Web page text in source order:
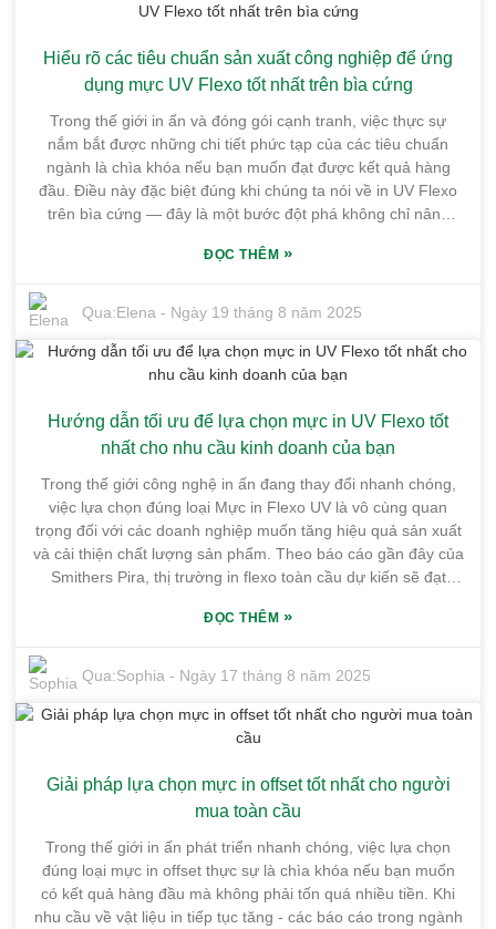
đắc địa cùng tuyến đường vận chuyển thuận tiện, chúng tôi
Trong bài viết này, tôi sẽ chia sẻ một số điều quan trọng cần
cân nhắc khi lựa chọn nhà cung cấp mực UV—và việc hợp
nghiệp của bạn lên một tầm cao mới.
Hiểu rõ các tiêu chuẩn sản xuất công nghiệp để ứng
dụng mực UV Flexo tốt nhất trên bìa cứng
Trong thế giới in ấn và đóng gói cạnh tranh, việc thực sự
nắm bắt được những chi tiết phức tạp của các tiêu chuẩn
ngành là chìa khóa nếu bạn muốn đạt được kết quả hàng
đầu. Điều này đặc biệt đúng khi chúng ta nói về in UV Flexo
trên bìa cứng — đây là một bước đột phá không chỉ nâng
cho sản phẩm. Tại Guangdong Shunfeng Ink Co., Ltd.,
được chế tạo chuyên biệt cho các ứng dụng bìa cứng. Nhờ vị
trí chiến lược tại Khu công nghiệp Hóa chất Tinh khiết
Honghai, chúng tôi có một lợi thế vững chắc. Với hơn 10.000
mét vuông không gian sản xuất, chúng tôi được trang bị đầy
không ảnh hưởng đến chất lượng. Trong bài viết này, chúng
tôi sẽ đi sâu vào các loại mực in khác nhau, loại mực nào
Flexo dành cho bìa cứng của chúng tôi lại tuyệt vời đến vậy
— giúp bạn tạo ra những bản in sống động, bền bỉ và thực
sự nổi bật.
ĐỌC THÊM »
Qua:Elena - Ngày 19 tháng 8 năm 2025
Hướng dẫn tối ưu để lựa chọn mực in UV Flexo tốt
nhất cho nhu cầu kinh doanh của bạn
Trong thế giới công nghệ in ấn đang thay đổi nhanh chóng,
việc lựa chọn đúng loại Mực in Flexo UV là vô cùng quan
trọng đối với các doanh nghiệp muốn tăng hiệu quả sản xuất
và cải thiện chất lượng sản phẩm. Theo báo cáo gần đây của
Smithers Pira, thị trường in flexo toàn cầu dự kiến ​​sẽ đạt
in ấn thân thiện với môi trường và chất lượng cao đang ngày
tại Khu công nghiệp Hóa chất Tinh khiết Honghai sôi động,
chúng tôi hoàn toàn hiểu được tầm quan trọng của việc lựa
chọn đúng loại mực in phù hợp với mọi nhu cầu khác nhau.
Với nhiều năm kinh nghiệm trong việc sản xuất Mực in Flexo
tùy chỉnh, luôn cập nhật xu hướng thị trường mới nhất và đáp
ứng nhu cầu thực sự của khách hàng. Bằng cách đó, khách
sàng cho mọi biến động trong tương lai.
ĐỌC THÊM »
Qua:Sophia - Ngày 17 tháng 8 năm 2025
Giải pháp lựa chọn mực in offset tốt nhất cho người
mua toàn cầu
Trong thế giới in ấn phát triển nhanh chóng, việc lựa chọn
đúng loại mực in offset thực sự là chìa khóa nếu bạn muốn
có kết quả hàng đầu mà không phải tốn quá nhiều tiền. Khi
nhu cầu về vật liệu in tiếp tục tăng - các báo cáo trong ngành